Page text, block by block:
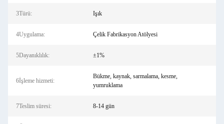
3Türü: Işık
4Uygulama: Çelik Fabrikasyon Atölyesi
5Dayanıklılık: ±1%
6İşleme hizmeti:
Bükme, kaynak, sarmalama, kesme,
yumruklama
7Teslim süresi: 8-14 gün